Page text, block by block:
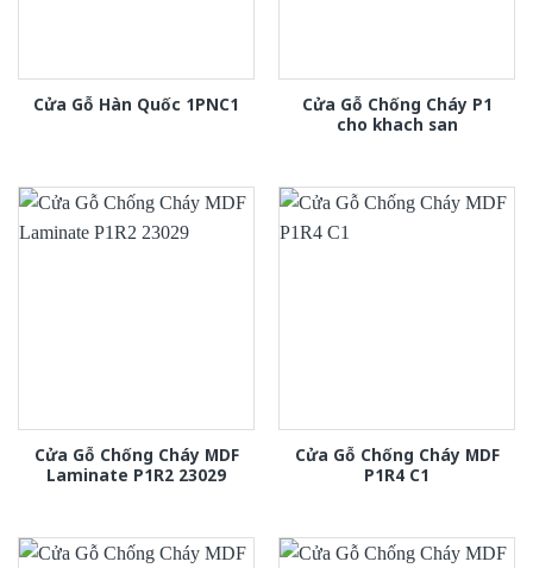
Cửa Gỗ Hàn Quốc 1PNC1
Cửa Gỗ Chống Cháy P1
cho khach san
Cửa Gỗ Chống Cháy MDF
Laminate P1R2 23029
Cửa Gỗ Chống Cháy MDF
P1R4 C1